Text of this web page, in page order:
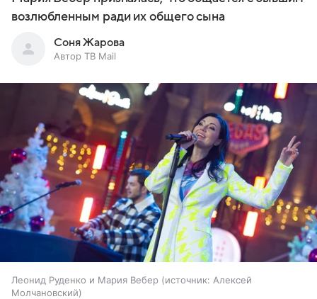
возлюбленным ради их общего сына
Соня Жарова
Автор ТВ Mail
Леонид Руденко и Мария Вебер источник: Алексей
Молчановский